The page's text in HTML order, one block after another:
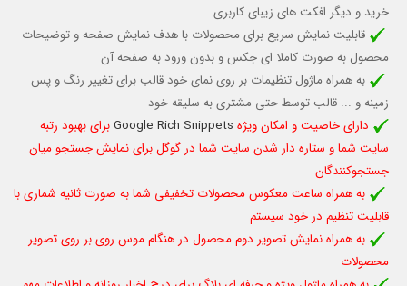
خرید و دیگر افکت های زیبای کاربری
قابلیت نمایش سریع برای محصولات با هدف نمایش صفحه و توضیحات
محصول به صورت کاملا ای جکس و بدون ورود به صفحه آن
به همراه ماژول تنظیمات بر روی نمای خود قالب برای تغییر رنگ و پس
زمینه و ... قالب توسط حتی مشتری به سلیقه خود
دارای خاصیت و امکان ویژه Google Rich Snippetsبرای بهبود رتبه
سایت شما و ستاره دار شدن سایت شما در گوگل برای نمایش جستجو میان
جستجوکنندگان
به همراه ساعت معکوس محصولات تخفیفی شما به صورت ثانیه شماری با
قابلیت تنظیم در خود سیستم
به همراه نمایش تصویر دوم محصول در هنگام موس روی بر روی تصویر
محصولات